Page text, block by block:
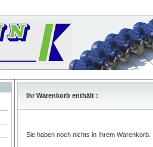
Ihr Warenkorb enthält :
Sie haben noch nichts in Ihrem Warenkorb.